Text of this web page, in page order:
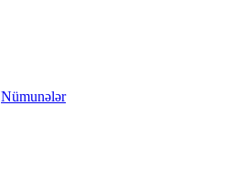
Nümunələr